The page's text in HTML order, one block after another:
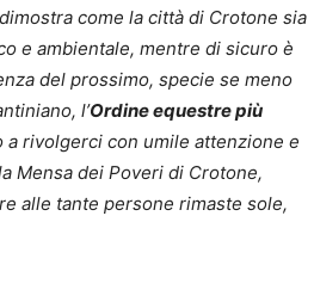
come la città di Crotone sia
e ambientale, mentre di sicuro è
del prossimo, specie se meno
l’Ordine equestre più
rivolgerci con umile attenzione e
Mensa dei Poveri di Crotone,
alle tante persone rimaste sole,